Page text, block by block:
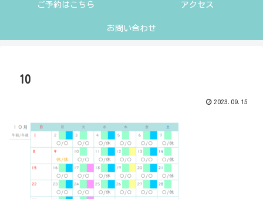
ご予約はこちら アクセス
お問い合わせ
10
2023.09.15